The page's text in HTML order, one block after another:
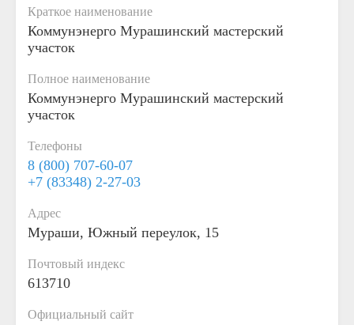
Краткое наименование
Коммунэнерго Мурашинский мастерский
участок
Полное наименование
Коммунэнерго Мурашинский мастерский
участок
Телефоны
8 (800) 707-60-07
+7 (83348) 2-27-03
Адрес
Мураши, Южный переулок, 15
Почтовый индекс
613710
Официальный сайт